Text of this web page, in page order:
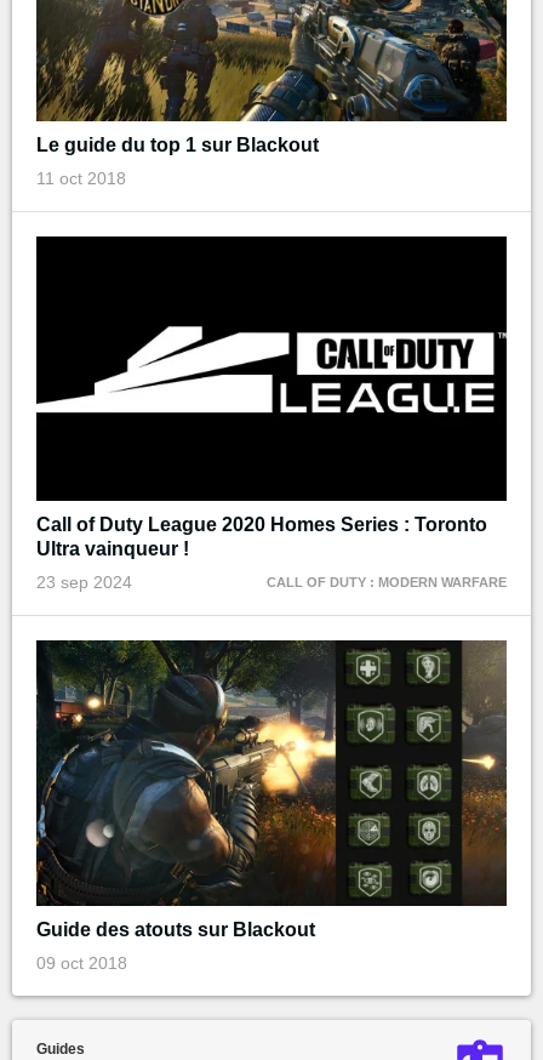
Le guide du top 1 sur Blackout
11 oct 2018
Call of Duty League 2020 Homes Series : Toronto
Ultra vainqueur !
23 sep 2024 CALL OF DUTY : MODERN WARFARE
Guide des atouts sur Blackout
09 oct 2018
Guides